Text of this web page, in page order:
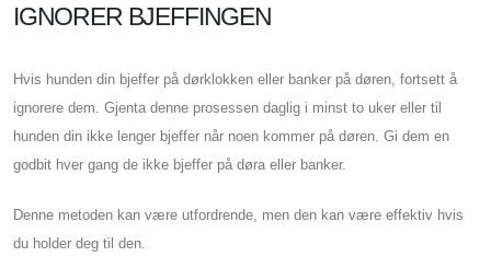
IGNORER BJEFFINGEN
Hvis hunden din bjeffer på dørklokken eller banker på døren, fortsett å
ignorere dem. Gjenta denne prosessen daglig i minst to uker eller til
hunden din ikke lenger bjeffer når noen kommer på døren. Gi dem en
godbit hver gang de ikke bjeffer på døra eller banker.
Denne metoden kan være utfordrende, men den kan være effektiv hvis
du holder deg til den.